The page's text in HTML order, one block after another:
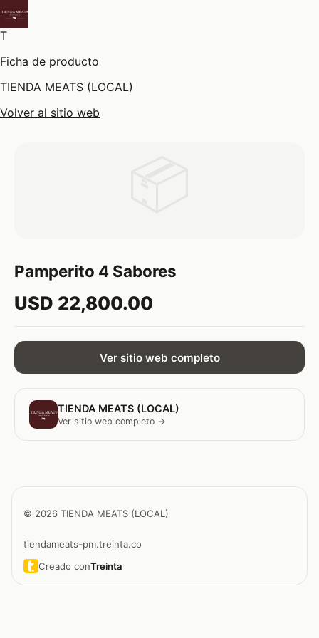
T
Ficha de producto
TIENDA MEATS (LOCAL)
Volver al sitio web
Pamperito 4 Sabores
USD 22,800.00
Ver sitio web completo
TIENDA MEATS (LOCAL)
Ver sitio web completo →
© 2026 TIENDA MEATS (LOCAL)
tiendameats-pm.treinta.co
Creado conTreinta